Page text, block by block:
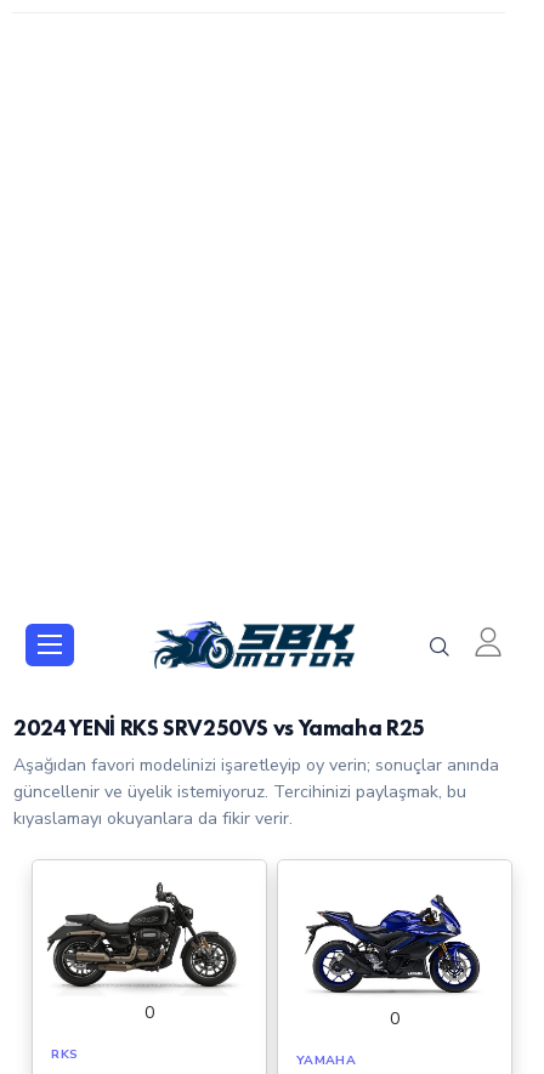
2024 YENİ RKS SRV250VS vs Yamaha R25
Aşağıdan favori modelinizi işaretleyip oy verin; sonuçlar anında
güncellenir ve üyelik istemiyoruz. Tercihinizi paylaşmak, bu
kıyaslamayı okuyanlara da fikir verir.
0
RKS
0
YAMAHA